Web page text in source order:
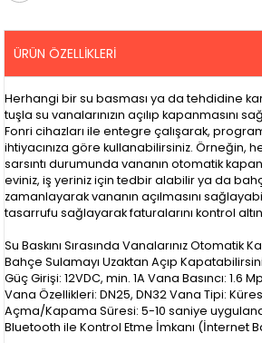
ÜRÜN ÖZELLIKLERI
Herhangi bir su basması ya da tehdidine
tuşla su vanalarınızın açılıp kapanmasını
Fonri cihazları ile entegre çalışarak,
ihtiyacınıza göre kullanabilirsiniz. Örneğin,
sarsıntı durumunda vananın otomatik
eviniz, iş yeriniz için tedbir alabilir ya da
zamanlayarak vananın açılmasını
tasarrufu sağlayarak faturalarını kontrol
Su Baskını Sırasında Vanalarınız Otomatik
Bahçe Sulamayı Uzaktan Açıp
Güç Girişi: 12VDC, min. 1A Vana Basıncı: 1.6
Vana Özellikleri: DN25, DN32 Vana Tipi:
Açma/Kapama Süresi: 5-10 saniye
Bluetooth ile Kontrol Etme İmkanı (İnternet